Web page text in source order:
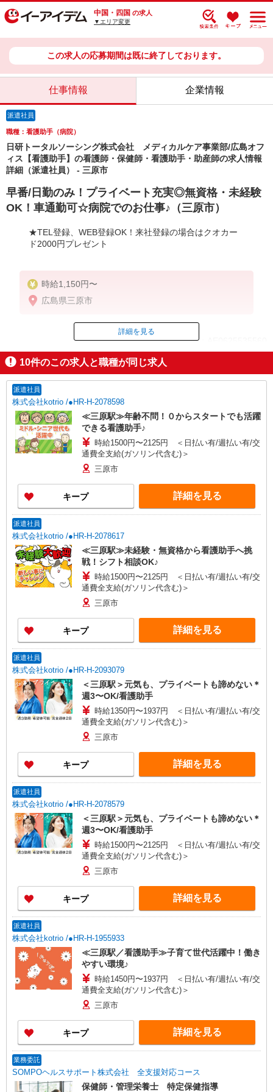
中国・四国 の求人
▼エリア変更
この求人の応募期間は既に終了しております。
仕事情報 企業情報
派遣社員
職種：看護助手（病院）
日研トータルソーシング株式会社 メディカルケア事業部/広島オフ
ィス【看護助手】の看護師・保健師・看護助手・助産師の求人情報
詳細（派遣社員） - 三原市
早番/日勤のみ！プライベート充実◎無資格・未経験
OK！車通勤可☆病院でのお仕事♪（三原市）
★TEL登録、WEB登録OK！来社登録の場合はクオカー
ド2000円プレゼント
時給1,150円〜
広島県三原市
ID：AE0625535560
掲載期間終了
詳細を見る
10件のこの求人と職種が同じ求人
派遣社員
株式会社kotrio /●HR-H-2078598
≪三原駅≫年齢不問！０からスタートでも活躍
できる看護助手♪
時給1500円〜2125円 ＜日払い有/週払い有/交
通費全支給(ガソリン代含む)＞
三原市
キープ 詳細を見る
派遣社員
株式会社kotrio /●HR-H-2078617
≪三原駅≫未経験・無資格から看護助手へ挑
戦！シフト相談OK♪
時給1500円〜2125円 ＜日払い有/週払い有/交
通費全支給(ガソリン代含む)＞
三原市
キープ 詳細を見る
派遣社員
株式会社kotrio /●HR-H-2093079
＜三原駅＞元気も、プライベートも諦めない＊
週3〜OK/看護助手
時給1350円〜1937円 ＜日払い有/週払い有/交
通費全支給(ガソリン代含む)＞
三原市
キープ 詳細を見る
派遣社員
株式会社kotrio /●HR-H-2078579
＜三原駅＞元気も、プライベートも諦めない＊
週3〜OK/看護助手
時給1500円〜2125円 ＜日払い有/週払い有/交
通費全支給(ガソリン代含む)＞
三原市
キープ 詳細を見る
派遣社員
株式会社kotrio /●HR-H-1955933
≪三原駅／看護助手≫子育て世代活躍中！働き
やすい環境♪
時給1450円〜1937円 ＜日払い有/週払い有/交
通費全支給(ガソリン代含む)＞
三原市
キープ 詳細を見る
業務委託
SOMPOヘルスサポート株式会社 全支援対応コース
保健師・管理栄養士 特定保健指導